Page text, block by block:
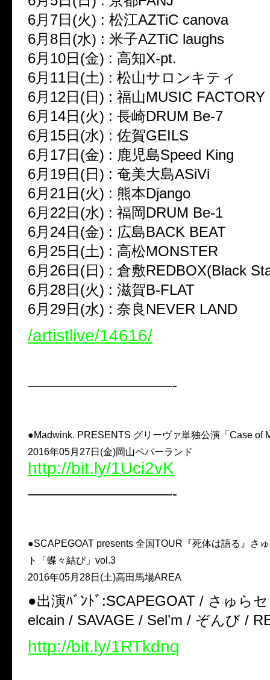
6月7日(火) : 松江AZTiC canova
6月8日(水) : 米子AZTiC laughs
6月10日(金) : 高知X-pt.
6月11日(土) : 松山サロンキティ
6月12日(日) : 福山MUSIC FACTORY
6月14日(火) : 長崎DRUM Be-7
6月15日(水) : 佐賀GEILS
6月17日(金) : 鹿児島Speed King
6月19日(日) : 奄美大島ASiVi
6月21日(火) : 熊本Django
6月22日(水) : 福岡DRUM Be-1
6月24日(金) : 広島BACK BEAT
6月25日(土) : 高松MONSTER
6月26日(日) : 倉敷REDBOX(Black
6月28日(火) : 滋賀B-FLAT
6月29日(水) : 奈良NEVER LAND
/artistlive/14616/
——————————-
●Madwink. PRESENTS グリーヴァ単独公演「Case of
2016年05月27日(金)岡山ペパーランド
http://bit.ly/1Uci2vK
——————————-
●SCAPEGOAT presents 全国TOUR『死体は語る』さ
ト「蝶々結び」vol.3
2016年05月28日(土)高田馬場AREA
●出演ﾊﾞﾝﾄﾞ:SCAPEGOAT / さゅら
elcain / SAVAGE / Sel’m / ぞんび /
http://bit.ly/1RTkdnq